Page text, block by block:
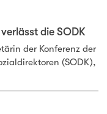
die SODK
der Konferenz der
(SODK),